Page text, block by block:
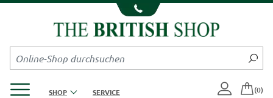
Kompletten Head der Seite überspringen
SHOP SERVICE (0)